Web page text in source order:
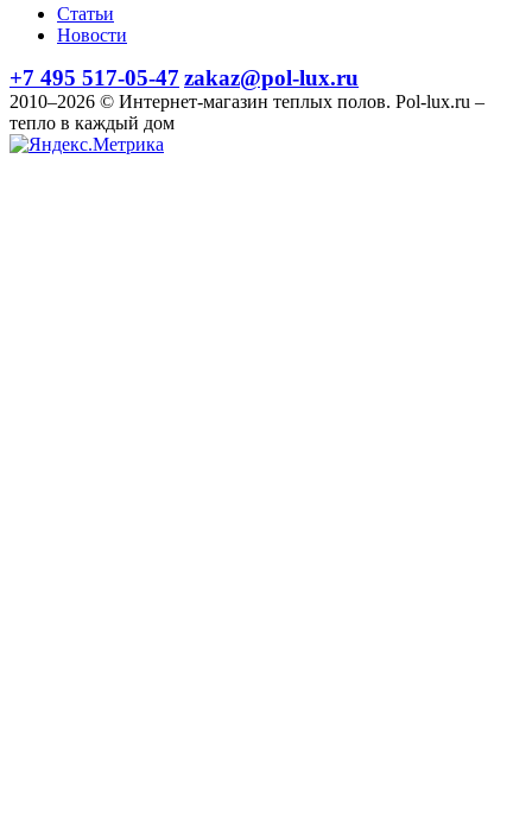
Статьи
Новости
+7 495 517-05-47 zakaz@pol-lux.ru
2010–2026 © Интернет-магазин теплых полов. Pol-lux.ru –
тепло в каждый дом